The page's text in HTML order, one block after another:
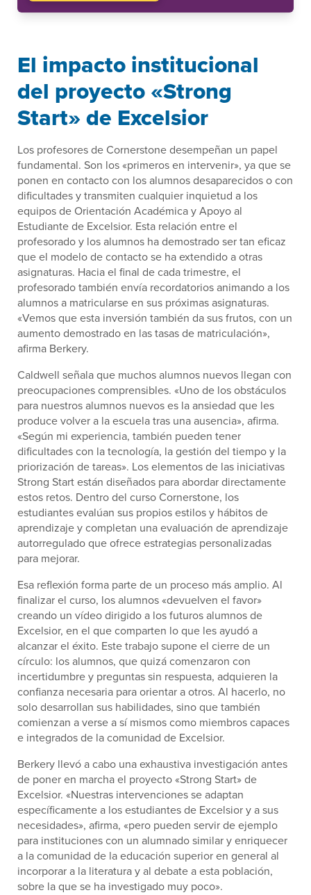
El impacto institucional
del proyecto «Strong
Start» de Excelsior
Los profesores de Cornerstone desempeñan un papel
fundamental. Son los «primeros en intervenir», ya que se
ponen en contacto con los alumnos desaparecidos o con
dificultades y transmiten cualquier inquietud a los
equipos de Orientación Académica y Apoyo al
Estudiante de Excelsior. Esta relación entre el
profesorado y los alumnos ha demostrado ser tan eficaz
que el modelo de contacto se ha extendido a otras
asignaturas. Hacia el final de cada trimestre, el
profesorado también envía recordatorios animando a los
alumnos a matricularse en sus próximas asignaturas.
«Vemos que esta inversión también da sus frutos, con un
aumento demostrado en las tasas de matriculación»,
afirma Berkery.
Caldwell señala que muchos alumnos nuevos llegan con
preocupaciones comprensibles. «Uno de los obstáculos
para nuestros alumnos nuevos es la ansiedad que les
produce volver a la escuela tras una ausencia», afirma.
«Según mi experiencia, también pueden tener
dificultades con la tecnología, la gestión del tiempo y la
priorización de tareas». Los elementos de las iniciativas
Strong Start están diseñados para abordar directamente
estos retos. Dentro del curso Cornerstone, los
estudiantes evalúan sus propios estilos y hábitos de
aprendizaje y completan una evaluación de aprendizaje
autorregulado que ofrece estrategias personalizadas
para mejorar.
Esa reflexión forma parte de un proceso más amplio. Al
finalizar el curso, los alumnos «devuelven el favor»
creando un vídeo dirigido a los futuros alumnos de
Excelsior, en el que comparten lo que les ayudó a
alcanzar el éxito. Este trabajo supone el cierre de un
círculo: los alumnos, que quizá comenzaron con
incertidumbre y preguntas sin respuesta, adquieren la
confianza necesaria para orientar a otros. Al hacerlo, no
solo desarrollan sus habilidades, sino que también
comienzan a verse a sí mismos como miembros capaces
e integrados de la comunidad de Excelsior.
Berkery llevó a cabo una exhaustiva investigación antes
de poner en marcha el proyecto «Strong Start» de
Excelsior. «Nuestras intervenciones se adaptan
específicamente a los estudiantes de Excelsior y a sus
necesidades», afirma, «pero pueden servir de ejemplo
para instituciones con un alumnado similar y enriquecer
a la comunidad de la educación superior en general al
incorporar a la literatura y al debate a esta población,
sobre la que se ha investigado muy poco».